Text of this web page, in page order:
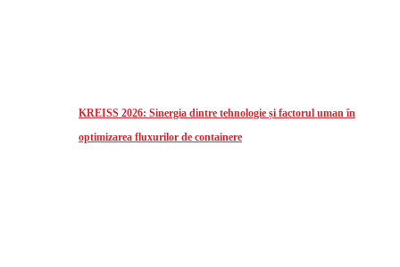
KREISS 2026: Sinergia dintre tehnologie și factorul uman în
optimizarea fluxurilor de containere